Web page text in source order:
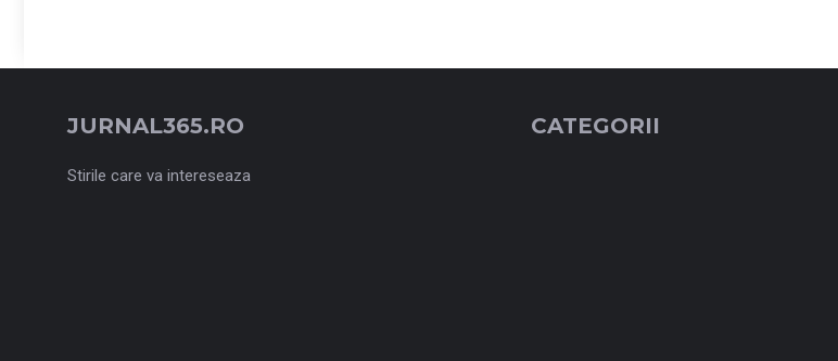
JURNAL365.RO
Stirile care va intereseaza
CATEGORII